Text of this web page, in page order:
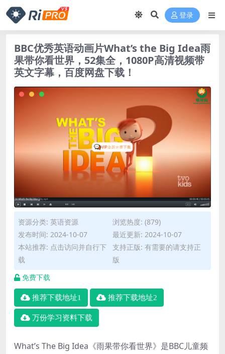
登录
BBC优秀英语动画片What’s the Big Idea雨
果带你看世界，52集全，1080P高清视频带
英文字幕，百度网盘下载！
资源分类: 英语资源
浏览热度: (879)
发布时间: 2024-10-07
最近更新: 2024-10-07
本站推荐: 点击访问并自行下
载
支持正版: 有需要的请支持正
版
免费下载
推荐下载地址1 推荐下载地址2
万份学习资料下载
What’s The Big Idea《雨果带你看世界》是BBC儿童频